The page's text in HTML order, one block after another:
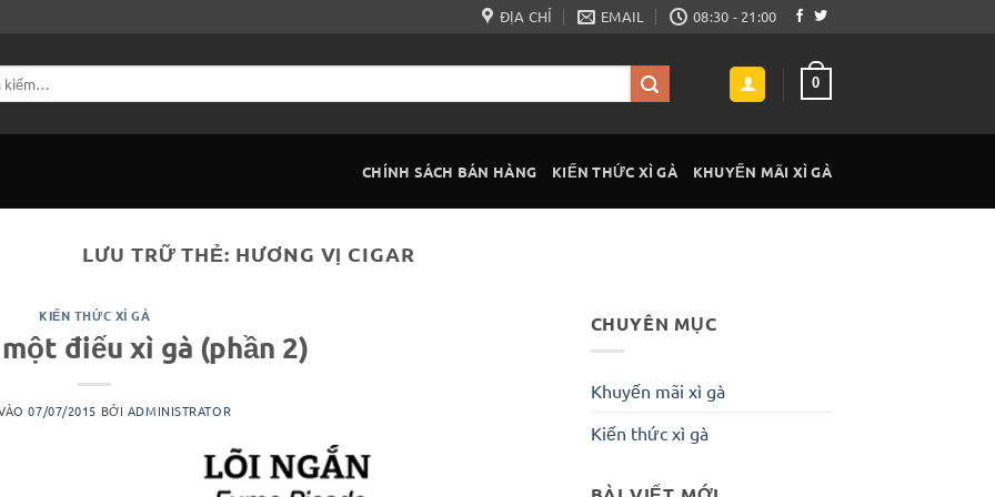
ĐỊA CHỈ EMAIL 08:30 - 21:00
0
CHÍNH SÁCH BÁN HÀNG KIẾN THỨC XÌ GÀ KHUYẾN MÃI XÌ GÀ
LƯU TRỮ THẺ: HƯƠNG VỊ CIGAR
KIẾN THỨC XÌ GÀ
điếu xì gà (phần 2)
07/07/2015 BỞI ADMINISTRATOR
CHUYÊN MỤC
Khuyến mãi xì gà
Kiến thức xì gà